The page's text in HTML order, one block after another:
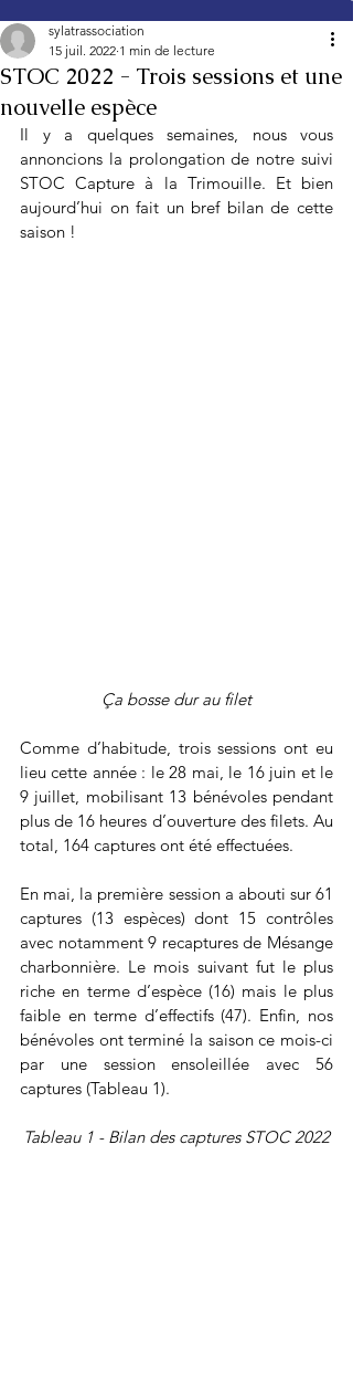
STOC 2022 - Trois sessions et une
nouvelle espèce
sylatrassociation
15 juil. 2022 1 min de lecture
Il y a quelques semaines, nous vous
annoncions la prolongation de notre suivi
STOC Capture à la Trimouille. Et bien
aujourd’hui on fait un bref bilan de cette
saison !
Ça bosse dur au filet
Comme d’habitude, trois sessions ont eu
lieu cette année : le 28 mai, le 16 juin et le
9 juillet, mobilisant 13 bénévoles pendant
plus de 16 heures d’ouverture des filets. Au
total, 164 captures ont été effectuées.
En mai, la première session a abouti sur 61
captures (13 espèces) dont 15 contrôles
avec notamment 9 recaptures de Mésange
charbonnière. Le mois suivant fut le plus
riche en terme d’espèce (16) mais le plus
faible en terme d’effectifs (47). Enfin, nos
bénévoles ont terminé la saison ce mois-ci
par une session ensoleillée avec 56
captures (Tableau 1).
Tableau 1 - Bilan des captures STOC 2022